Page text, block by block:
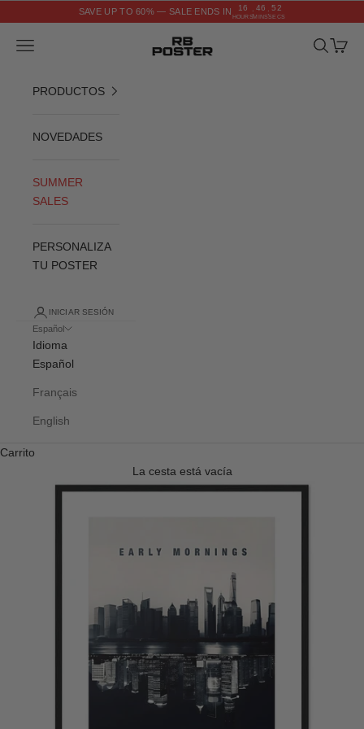
SAVE UP TO 60% — SALE ENDS IN 16
HOURS
: 46
MINS
: 51
SECS
RB POSTER
Menú Buscar
Cesta
PRODUCTOS
NOVEDADES
SUMMER
SALES
PERSONALIZA
TU POSTER
INICIAR SESIÓN
Español
Idioma
Español
Français
English
Carrito
La cesta está vacía